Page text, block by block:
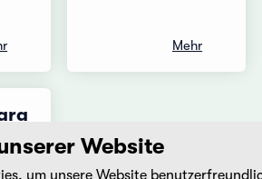
Mehr
Website
um unsere Website